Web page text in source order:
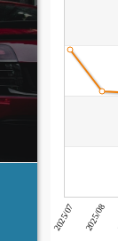
2025/07 2025/08